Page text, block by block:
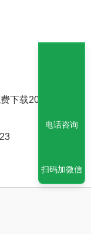
下载2023
电话咨询
扫码加微信